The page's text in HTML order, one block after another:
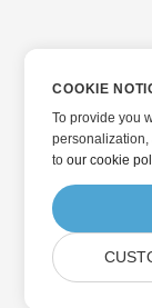
COOKIE
To provide you
personalization,
toour cookie